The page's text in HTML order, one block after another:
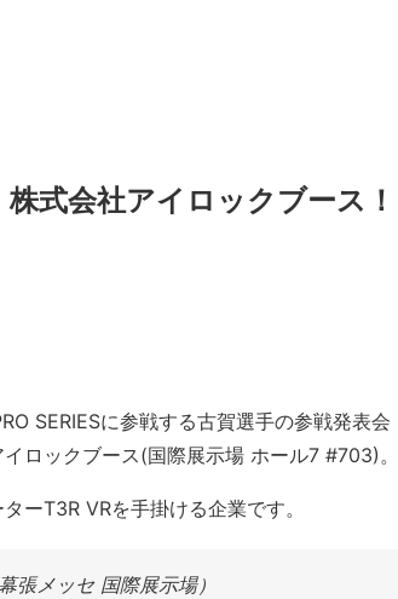
式会社アイロックブース！
SERIESに参戦する古賀選手の参戦発表会
ロックブース(国際展示場 ホール7 #703)。
ーT3R VRを手掛ける企業です。
張メッセ 国際展示場）